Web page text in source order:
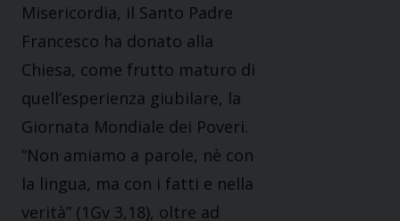
Misericordia, il Santo Padre
Francesco ha donato alla
Chiesa, come frutto maturo di
quell’esperienza giubilare, la
Giornata Mondiale dei Poveri.
“Non amiamo a parole, nè con
la lingua, ma con i fatti e nella
verità” (1Gv 3,18), oltre ad